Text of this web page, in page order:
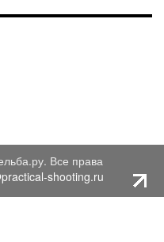
Все права
shooting.ru